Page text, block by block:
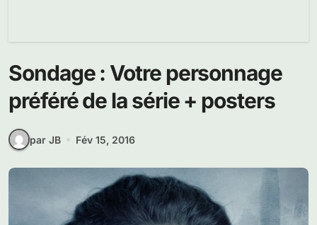
Sondage : Votre personnage
préféré de la série + posters
par JB Fév 15, 2016